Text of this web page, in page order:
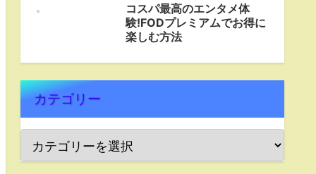
コスパ最高のエンタメ体
験!FODプレミアムでお得に
楽しむ方法
カテゴリー